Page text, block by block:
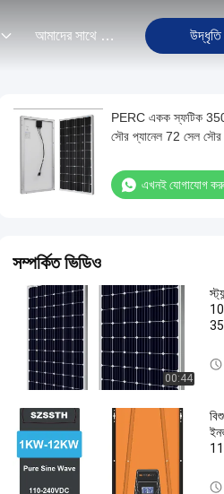
আমাদের সাথে যোগাযোগ উদ্ধৃতি
PERC একক স্ফটিক
সৌর প্যানেল 72 সেল
এখনই যোগাযোগ
সম্পর্কিত ভিডিও
00:44